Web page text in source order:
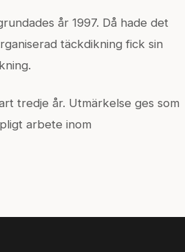
år 1997. Då hade det
täckdikning fick sin
tredje år. Utmärkelse ges som
arbete inom